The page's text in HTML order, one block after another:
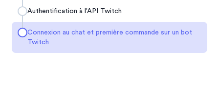
Authentification à l'API Twitch
Connexion au chat et première commande sur un bot
Twitch